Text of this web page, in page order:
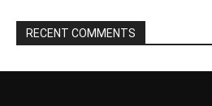
RECENT COMMENTS